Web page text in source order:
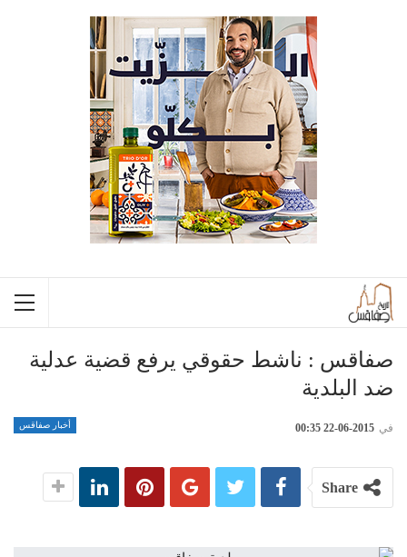
صفاقس : ناشط حقوقي يرفع قضية عدلية
ضد البلدية
أخبار صفاقس في 2015-06-22 00:35
Share